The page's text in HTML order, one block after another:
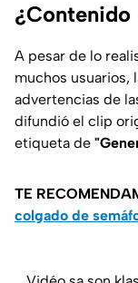
¿Contenido
A pesar de lo
muchos usuarios,
advertencias de
difundió el clip
etiqueta de
TE
colgado de